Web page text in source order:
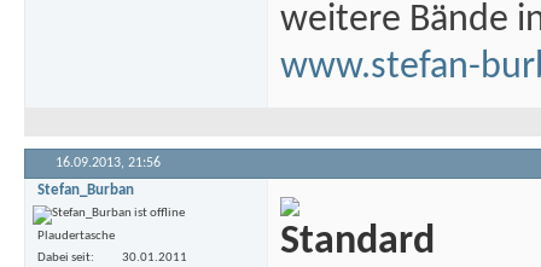
weitere Bände
www.stefan-
16.09.2013, 21:56
Stefan_Burban
Plaudertasche
Dabei seit
30.01.2011